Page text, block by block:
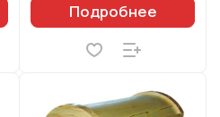
Подробнее